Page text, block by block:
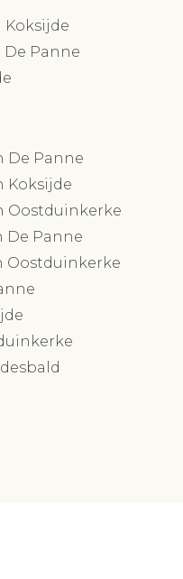
Panne
De Panne
Koksijde
Oostduinkerke
De Panne
Oostduinkerke